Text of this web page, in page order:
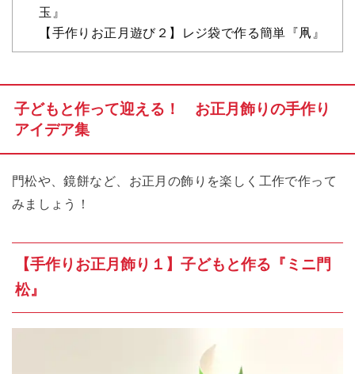
玉』
【手作りお正月遊び２】レジ袋で作る簡単『凧』
子どもと作って迎える！ お正月飾りの手作り
アイデア集
門松や、鏡餅など、お正月の飾りを楽しく工作で作って
みましょう！
【手作りお正月飾り１】子どもと作る『ミニ門
松』